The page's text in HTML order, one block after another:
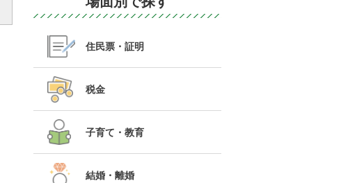
住民票・証明
税金
子育て・教育
結婚・離婚